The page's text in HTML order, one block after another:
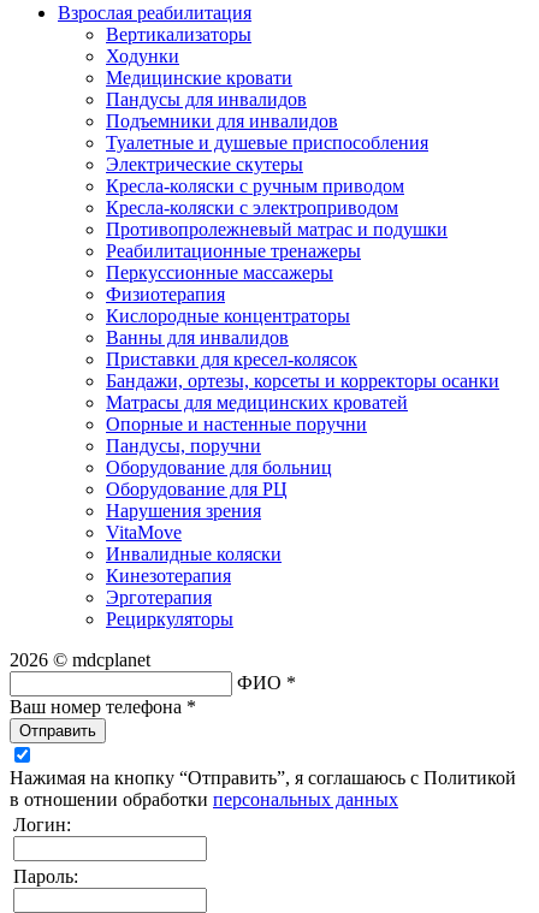
Взрослая реабилитация
Вертикализаторы
Ходунки
Медицинские кровати
Пандусы для инвалидов
Подъемники для инвалидов
Туалетные и душевые приспособления
Электрические скутеры
Кресла-коляски с ручным приводом
Кресла-коляски с электроприводом
Противопролежневый матрас и подушки
Реабилитационные тренажеры
Перкуссионные массажеры
Физиотерапия
Кислородные концентраторы
Ванны для инвалидов
Приставки для кресел-колясок
Бандажи, ортезы, корсеты и корректоры осанки
Матрасы для медицинских кроватей
Опорные и настенные поручни
Пандусы, поручни
Оборудование для больниц
Оборудование для РЦ
Нарушения зрения
VitaMove
Инвалидные коляски
Кинезотерапия
Эрготерапия
Рециркуляторы
2026 © mdcplanet
ФИО *
Ваш номер телефона *
Отправить
Нажимая на кнопку “Отправить”, я соглашаюсь с Политикой
в отношении обработки персональных данных
Логин:
Пароль: